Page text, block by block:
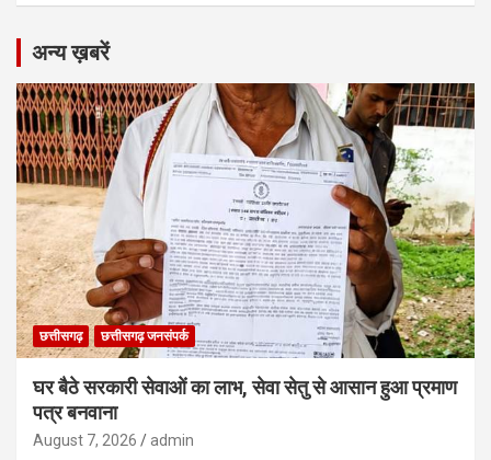
अन्य ख़बरें
छत्तीसगढ़ छत्तीसगढ़ जनसंपर्क
घर बैठे सरकारी सेवाओं का लाभ, सेवा सेतु से आसान हुआ प्रमाण
पत्र बनवाना
August 7, 2026 admin